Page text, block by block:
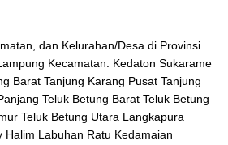
dan Kelurahan/Desa di Provinsi
Kecamatan: Kedaton Sukarame
Barat Tanjung Karang Pusat Tanjung
Teluk Betung Barat Teluk Betung
Teluk Betung Utara Langkapura
Halim Labuhan Ratu Kedamaian